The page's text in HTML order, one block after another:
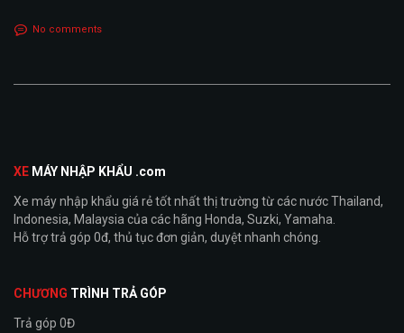
No comments
XE MÁY NHẬP KHẨU .com
Xe máy nhập khẩu giá rẻ tốt nhất thị trường từ các nước Thailand,
Indonesia, Malaysia của các hãng Honda, Suzki, Yamaha.
Hỗ trợ trả góp 0đ, thủ tục đơn giản, duyệt nhanh chóng.
CHƯƠNG TRÌNH TRẢ GÓP
Trả góp 0Đ